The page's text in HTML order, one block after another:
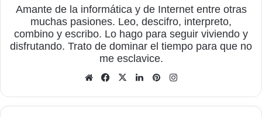
Amante de la informática y de Internet entre otras
muchas pasiones. Leo, descifro, interpreto,
combino y escribo. Lo hago para seguir viviendo y
disfrutando. Trato de dominar el tiempo para que no
me esclavice.
Sitio
Facebook
X LinkedInPinterest